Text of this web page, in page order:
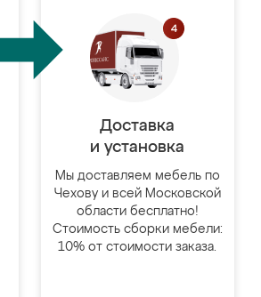
Доставка
и установка
Мы доставляем мебель по
Чехову и всей Московской
области бесплатно!
Стоимость сборки мебели:
10% от стоимости заказа.